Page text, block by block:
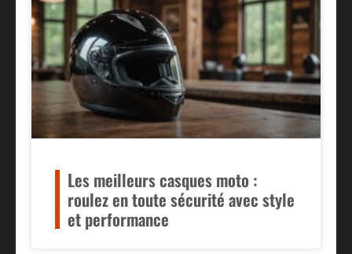
Les meilleurs casques moto :
roulez en toute sécurité avec style
et performance